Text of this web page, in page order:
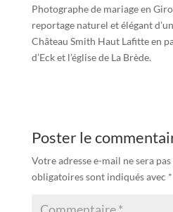
Photographe de mariage en
reportage naturel et élégant
Château Smith Haut Lafitte en
d’Eck et l’église de La Brède.
Poster le
Votre adresse e-mail ne sera
obligatoires sont indiqués avec *